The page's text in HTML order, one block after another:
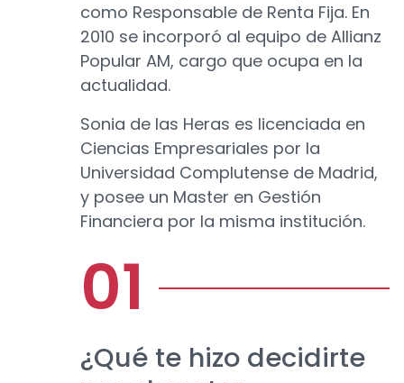
como Responsable de Renta Fija. En
2010 se incorporó al equipo de Allianz
Popular AM, cargo que ocupa en la
actualidad.
Sonia de las Heras es licenciada en
Ciencias Empresariales por la
Universidad Complutense de Madrid,
y posee un Master en Gestión
Financiera por la misma institución.
¿Qué te hizo decidirte